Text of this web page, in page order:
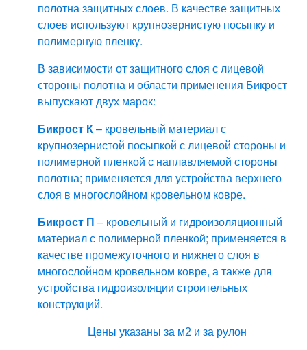
полотна защитных слоев. В качестве защитных
слоев используют крупнозернистую посыпку и
полимерную пленку.
В зависимости от защитного слоя с лицевой
стороны полотна и области применения Бикрост
выпускают двух марок:
Бикрост К– кровельный материал с
крупнозернистой посыпкой с лицевой стороны и
полимерной пленкой с наплавляемой стороны
полотна; применяется для устройства верхнего
слоя в многослойном кровельном ковре.
Бикрост П – кровельный и гидроизоляционный
материал с полимерной пленкой; применяется в
качестве промежуточного и нижнего слоя в
многослойном кровельном ковре, а также для
устройства гидроизоляции строительных
конструкций.
Цены указаны за м2 и за рулон